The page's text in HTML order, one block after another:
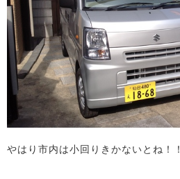
やはり市内は小回りきかないとね！！